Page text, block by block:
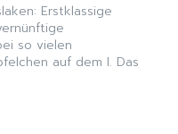
Erstklassige
so vielen
auf dem I. Das